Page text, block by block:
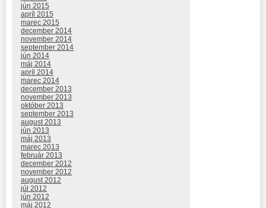
jún 2015
apríl 2015
marec 2015
december 2014
november 2014
september 2014
jún 2014
máj 2014
apríl 2014
marec 2014
december 2013
november 2013
október 2013
september 2013
august 2013
jún 2013
máj 2013
marec 2013
február 2013
december 2012
november 2012
august 2012
júl 2012
jún 2012
máj 2012